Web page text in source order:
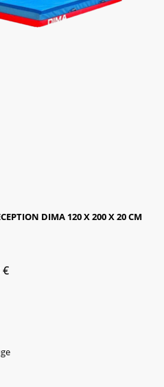
DIMA 120 X 200 X 20 CM
€